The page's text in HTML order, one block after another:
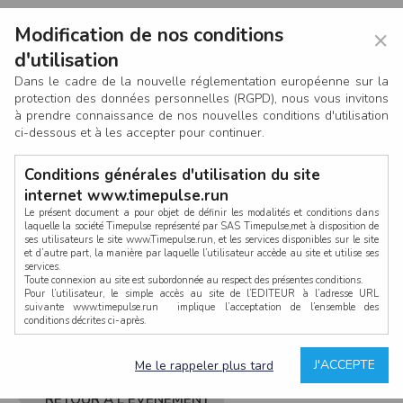
CONNEXION
RETOUR À L'ÉVÈNEMENT
×
Modification de nos conditions
d'utilisation
Dans le cadre de la nouvelle réglementation européenne sur la
protection des données personnelles (RGPD), nous vous invitons
à prendre connaissance de nos nouvelles conditions d'utilisation
ci-dessous et à les accepter pour continuer.
Conditions générales d'utilisation du site
internet www.timepulse.run
Le présent document a pour objet de définir les modalités et conditions dans
laquelle la société Timepulse représenté par SAS Timepulse,met à disposition de
ses utilisateurs le site www.Timepulse.run, et les services disponibles sur le site
et d’autre part, la manière par laquelle l’utilisateur accède au site et utilise ses
services.
Toute connexion au site est subordonnée au respect des présentes conditions.
Pour l’utilisateur, le simple accès au site de l’EDITEUR à l’adresse URL
suivante www.timepulse.run implique l’acceptation de l’ensemble des
conditions décrites ci-après.
La structure générale du site www.timepulse.run, par quelque procédé que ce
soit, sans l'autorisation préalable et par écrit de Fourcherot Mickael et/ou de ses
J'ACCEPTE
Me le rappeler plus tard